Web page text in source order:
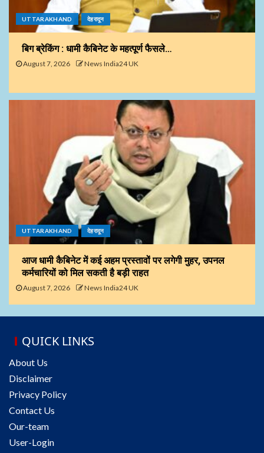
UTTARAKHAND देहरादून
बिग ब्रेकिंग : धामी कैबिनेट के महत्पूर्ण फैसले…
August 7, 2026 News India24 UK
UTTARAKHAND देहरादून
आज धामी कैबिनेट में कई अहम प्रस्तावों पर लगेगी मुहर, उपनल
कर्मचारियों को मिल सकती है बड़ी राहत
August 7, 2026 News India24 UK
QUICK LINKS
About Us
Disclaimer
Privacy Policy
Contact Us
Our-team
User-Login